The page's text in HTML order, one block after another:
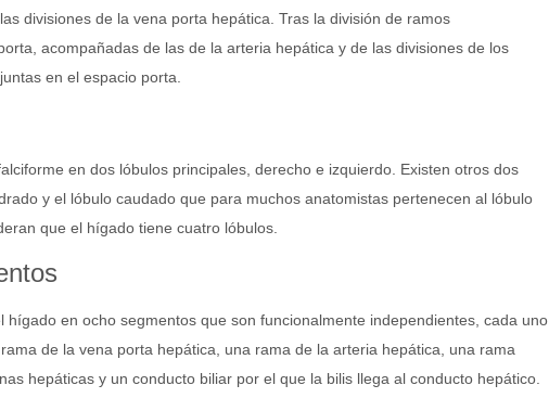
divisiones de la vena porta hepática. Tras la división de ramos
acompañadas de las de la arteria hepática y de las divisiones de los
en el espacio porta.
en dos lóbulos principales, derecho e izquierdo. Existen otros dos
y el lóbulo caudado que para muchos anatomistas pertenecen al lóbulo
que el hígado tiene cuatro lóbulos.
hígado en ocho segmentos que son funcionalmente independientes, cada uno
de la vena porta hepática, una rama de la arteria hepática, una rama
hepáticas y un conducto biliar por el que la bilis llega al conducto hepático.